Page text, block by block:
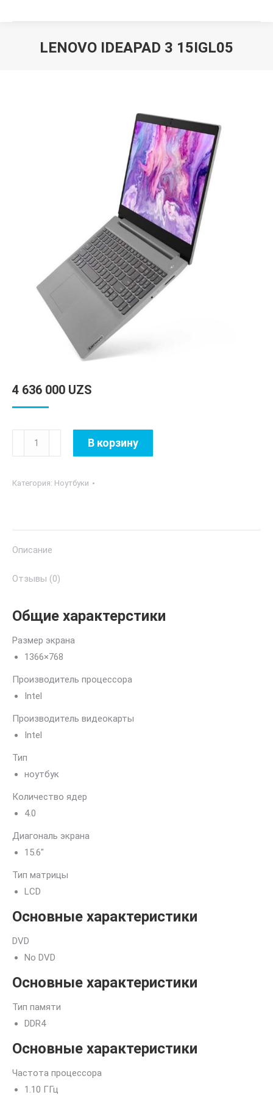
LENOVO IDEAPAD 3 15IGL05
4 636 000 UZS
Количество
товара
IdeaPad
В корзину
Категория: Ноутбуки
Описание
Отзывы (0)
Общие характерстики
Размер экрана
1366×768
Производитель процессора
Intel
Производитель видеокарты
Intel
Тип
ноутбук
Количество ядер
4.0
Диагональ экрана
15.6″
Тип матрицы
LCD
Основные характеристики
DVD
No DVD
Основные характеристики
Тип памяти
DDR4
Основные характеристики
Частота процессора
1.10 ГГц